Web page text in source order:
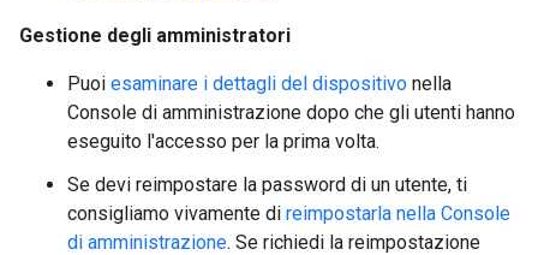
Gestione degli amministratori
Puoi esaminare i dettagli del dispositivo nella
Console di amministrazione dopo che gli utenti hanno
eseguito l'accesso per la prima volta.
Se devi reimpostare la password di un utente, ti
consigliamo vivamente di reimpostarla nella Console
di amministrazione. Se richiedi la reimpostazione